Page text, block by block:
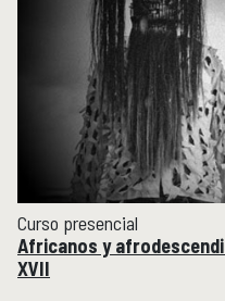
Curso presencial
Africanos y
XVII